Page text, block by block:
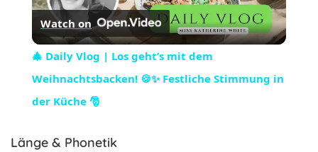
Video
Watch on
🎄 Daily Vlog | Los geht’s mit dem
Weihnachtsbacken! 🍪✨ Festliche Stimmung in
der Küche 🎅
Länge & Phonetik